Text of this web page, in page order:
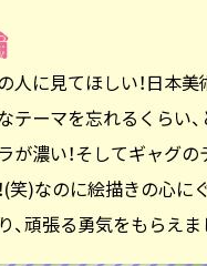
人に見てほしい！日本美
テーマを忘れるくらい、
が濃い！そしてギャグ
(笑)なのに絵描きの心に
、頑張る勇気をもらえま